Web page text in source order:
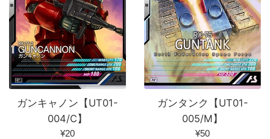
ガンキャノン【UT01-
004/C】
通
¥20
ガンタンク【UT01-
005/M】
通
¥50